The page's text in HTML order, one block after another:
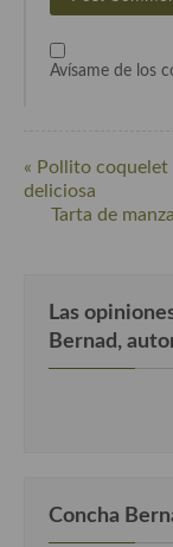
Cocina Madrileña
Cocina Murciana
Cocina Valenciana
Cocina Alemana
Avísame de los
« Pollito coquelet
deliciosa
Tarta de
Las
Bernad,
Concha